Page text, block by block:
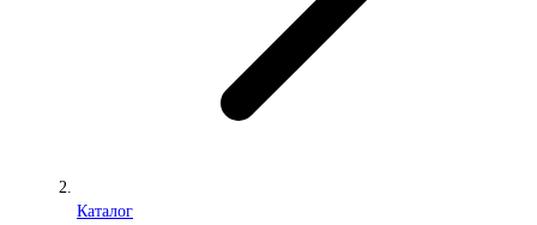
Каталог